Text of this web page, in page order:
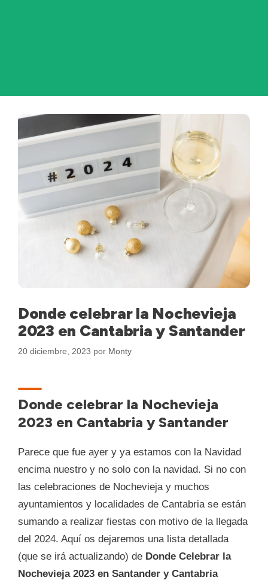
Donde celebrar la Nochevieja
2023 en Cantabria y Santander
20 diciembre, 2023 por Monty
Donde celebrar la Nochevieja
2023 en Cantabria y Santander
Parece que fue ayer y ya estamos con la Navidad
encima nuestro y no solo con la navidad. Si no con
las celebraciones de Nochevieja y muchos
ayuntamientos y localidades de Cantabria se están
sumando a realizar fiestas con motivo de la llegada
del 2024. Aquí os dejaremos una lista detallada
(que se irá actualizando) de Donde Celebrar la
Nochevieja 2023 en Santander y Cantabria